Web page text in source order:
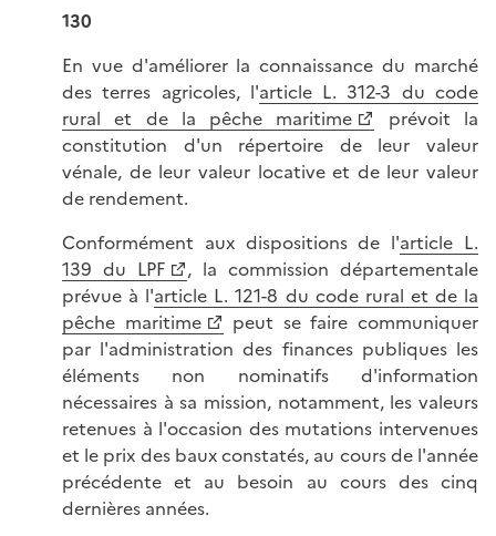
130
En vue d'améliorer la connaissance du marché
des terres agricoles, l'article L. 312-3 du code
rural et de la pêche maritime
prévoit la
constitution d'un répertoire de leur valeur
vénale, de leur valeur locative et de leur valeur
de rendement.
Conformément aux dispositions de l'article L.
139 du LPF
, la commission départementale
prévue à l'article L. 121-8 du code rural et de la
pêche maritime
peut se faire communiquer
par l'administration des finances publiques les
éléments non nominatifs d'information
nécessaires à sa mission, notamment, les valeurs
retenues à l'occasion des mutations intervenues
et le prix des baux constatés, au cours de l'année
précédente et au besoin au cours des cinq
dernières années.